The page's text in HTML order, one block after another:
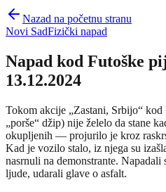
Nazad na početnu stranu
Novi SadFizički napad
Napad kod Futoške
13.12.2024
Tokom akcije „Zastani, Srbijo“
„porše“ džip) nije želelo da stane
okupljenih — projurilo je kroz
Kad je vozilo stalo, iz njega su
nasrnuli na demonstrante. Napadali
ljude, udarali glave o asfalt.